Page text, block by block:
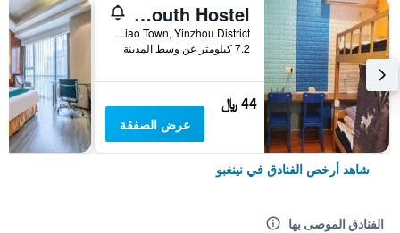
Ningbo 238 International Youth Hostel
No. 13 Lane 22 Liangzhu Road, Gaoqiao Town, Yinzhou District, نينغبو, الصين
7.2 كيلومتر عن وسط المدينة
44 ﷼
عرض الصفقة
شاهد أرخص الفنادق في نينغبو
الفنادق الموصى بها